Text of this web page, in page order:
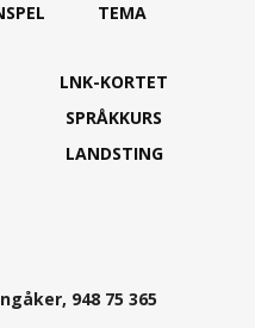
TEMA
LNK-KORTET
SPRÅKKURS
LANDSTING
948 75 365